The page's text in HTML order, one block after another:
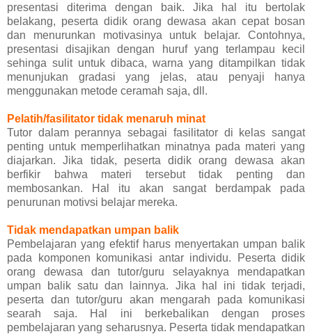
presentasi diterima dengan baik. Jika hal itu bertolak
belakang, peserta didik orang dewasa akan cepat bosan
dan menurunkan motivasinya untuk belajar. Contohnya,
presentasi disajikan dengan huruf yang terlampau kecil
sehinga sulit untuk dibaca, warna yang ditampilkan tidak
menunjukan gradasi yang jelas, atau penyaji hanya
menggunakan metode ceramah saja, dll.
Pelatih/fasilitator tidak menaruh minat
Tutor dalam perannya sebagai fasilitator di kelas sangat
penting untuk memperlihatkan minatnya pada materi yang
diajarkan. Jika tidak, peserta didik orang dewasa akan
berfikir bahwa materi tersebut tidak penting dan
membosankan. Hal itu akan sangat berdampak pada
penurunan motivsi belajar mereka.
Tidak mendapatkan umpan balik
Pembelajaran yang efektif harus menyertakan umpan balik
pada komponen komunikasi antar individu. Peserta didik
orang dewasa dan tutor/guru selayaknya mendapatkan
umpan balik satu dan lainnya. Jika hal ini tidak terjadi,
peserta dan tutor/guru akan mengarah pada komunikasi
searah saja. Hal ini berkebalikan dengan proses
pembelajaran yang seharusnya. Peserta tidak mendapatkan